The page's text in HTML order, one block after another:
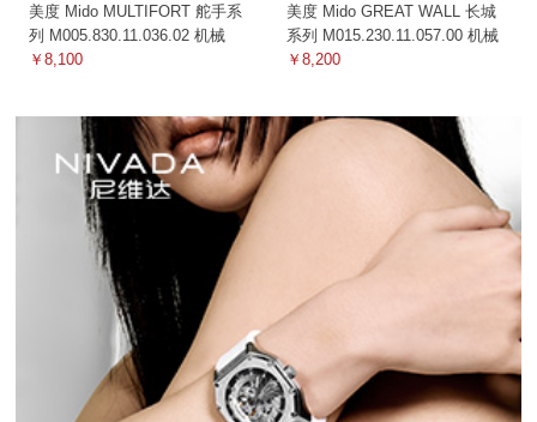
美度 Mido MULTIFORT 舵手系
列 M005.830.11.036.02 机械
￥8,100
美度 Mido GREAT WALL 长城
系列 M015.230.11.057.00 机械
￥8,200